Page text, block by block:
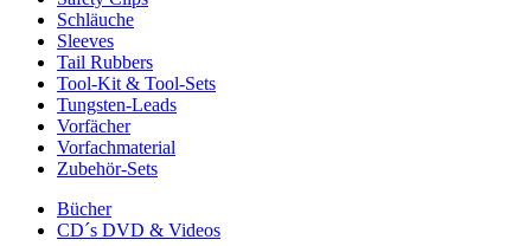
Schläuche
Sleeves
Tail Rubbers
Tool-Kit & Tool-Sets
Tungsten-Leads
Vorfächer
Vorfachmaterial
Zubehör-Sets
Bücher
CD´s DVD & Videos